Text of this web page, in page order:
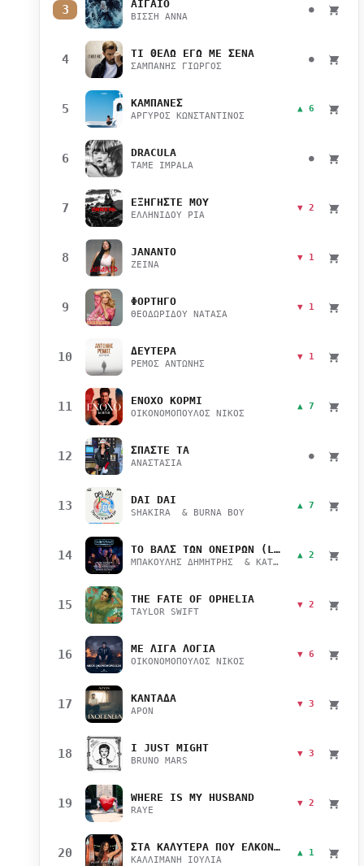
3 ΑΙΓΑΙΟ
ΒΙΣΣΗ ΑΝΝΑ
●
4 ΤΙ ΘΕΛΩ ΕΓΩ ΜΕ ΣΕΝΑ
ΣΑΜΠΑΝΗΣ ΓΙΩΡΓΟΣ
●
5 ΚΑΜΠΑΝΕΣ
ΑΡΓΥΡΟΣ ΚΩΝΣΤΑΝΤΙΝΟΣ
▲ 6
6 DRACULA
TAME IMPALA
●
7 ΕΞΗΓΗΣΤΕ ΜΟΥ
ΕΛΛΗΝΙΔΟΥ ΡΙΑ
▼ 2
8 JANANTO
ZEINA
▼ 1
9 ΦΟΡΤΗΓΟ
ΘΕΟΔΩΡΙΔΟΥ ΝΑΤΑΣΑ
▼ 1
10 ΔΕΥΤΕΡΑ
ΡΕΜΟΣ ΑΝΤΩΝΗΣ
▼ 1
11 ΕΝΟΧΟ ΚΟΡΜΙ
ΟΙΚΟΝΟΜΟΠΟΥΛΟΣ ΝΙΚΟΣ
▲ 7
12 ΣΠΑΣΤΕ ΤΑ
ΑΝΑΣΤΑΣΙΑ
●
13 DAI DAI
SHAKIRA & BURNA BOY
▲ 7
14 ΤΟ ΒΑΛΣ ΤΩΝ ΟΝΕΙΡΩΝ (LIVE)
ΜΠΑΚΟΥΛΗΣ ΔΗΜΗΤΡΗΣ & ΚΑΤΣΙΜΙΧΑ ΜΑΡΙΑΝΑ
▲ 2
15 THE FATE OF OPHELIA
TAYLOR SWIFT
▼ 2
16 ΜΕ ΛΙΓΑ ΛΟΓΙΑ
ΟΙΚΟΝΟΜΟΠΟΥΛΟΣ ΝΙΚΟΣ
▼ 6
17 ΚΑΝΤΑΔΑ
APON
▼ 3
18 I JUST MIGHT
BRUNO MARS
▼ 3
19 WHERE IS MY HUSBAND
RAYE
▼ 2
20 ΣΤΑ ΚΑΛΥΤΕΡΑ ΠΟΥ ΕΛΚΟΝΤΑΙ
ΚΑΛΛΙΜΑΝΗ ΙΟΥΛΙΑ
▲ 1